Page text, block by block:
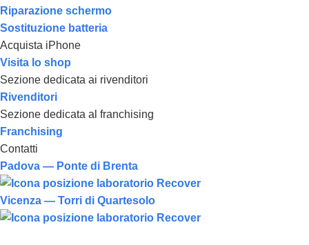
Riparazione schermo
Sostituzione batteria
Acquista iPhone
Visita lo shop
Sezione dedicata ai rivenditori
Rivenditori
Sezione dedicata al franchising
Franchising
Contatti
Padova — Ponte di Brenta
Vicenza — Torri di Quartesolo